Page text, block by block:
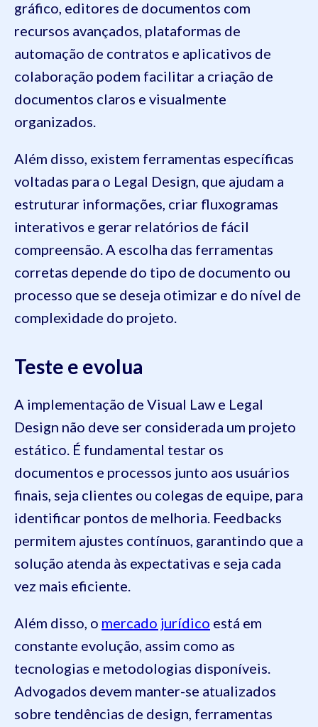
gráfico, editores de documentos com
recursos avançados, plataformas de
automação de contratos e aplicativos de
colaboração podem facilitar a criação de
documentos claros e visualmente
organizados.
Além disso, existem ferramentas específicas
voltadas para o Legal Design, que ajudam a
estruturar informações, criar fluxogramas
interativos e gerar relatórios de fácil
compreensão. A escolha das ferramentas
corretas depende do tipo de documento ou
processo que se deseja otimizar e do nível de
complexidade do projeto.
Teste e evolua
A implementação de Visual Law e Legal
Design não deve ser considerada um projeto
estático. É fundamental testar os
documentos e processos junto aos usuários
finais, seja clientes ou colegas de equipe, para
identificar pontos de melhoria. Feedbacks
permitem ajustes contínuos, garantindo que a
solução atenda às expectativas e seja cada
vez mais eficiente.
Além disso, o mercado jurídico está em
constante evolução, assim como as
tecnologias e metodologias disponíveis.
Advogados devem manter-se atualizados
sobre tendências de design, ferramentas